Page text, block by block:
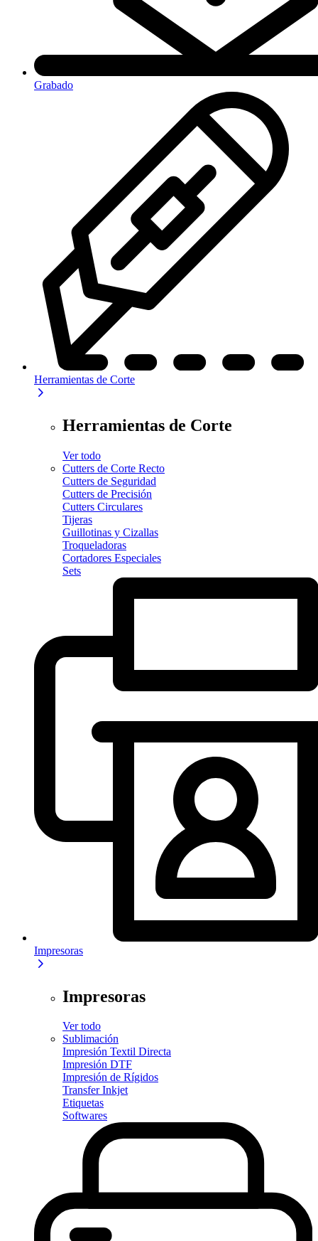
Grabado
Herramientas de Corte
Herramientas de Corte
Ver todo
Cutters de Corte Recto
Cutters de Seguridad
Cutters de Precisión
Cutters Circulares
Tijeras
Guillotinas y Cizallas
Troqueladoras
Cortadores Especiales
Sets
Impresoras
Impresoras
Ver todo
Sublimación
Impresión Textil Directa
Impresión DTF
Impresión de Rígidos
Transfer Inkjet
Etiquetas
Softwares